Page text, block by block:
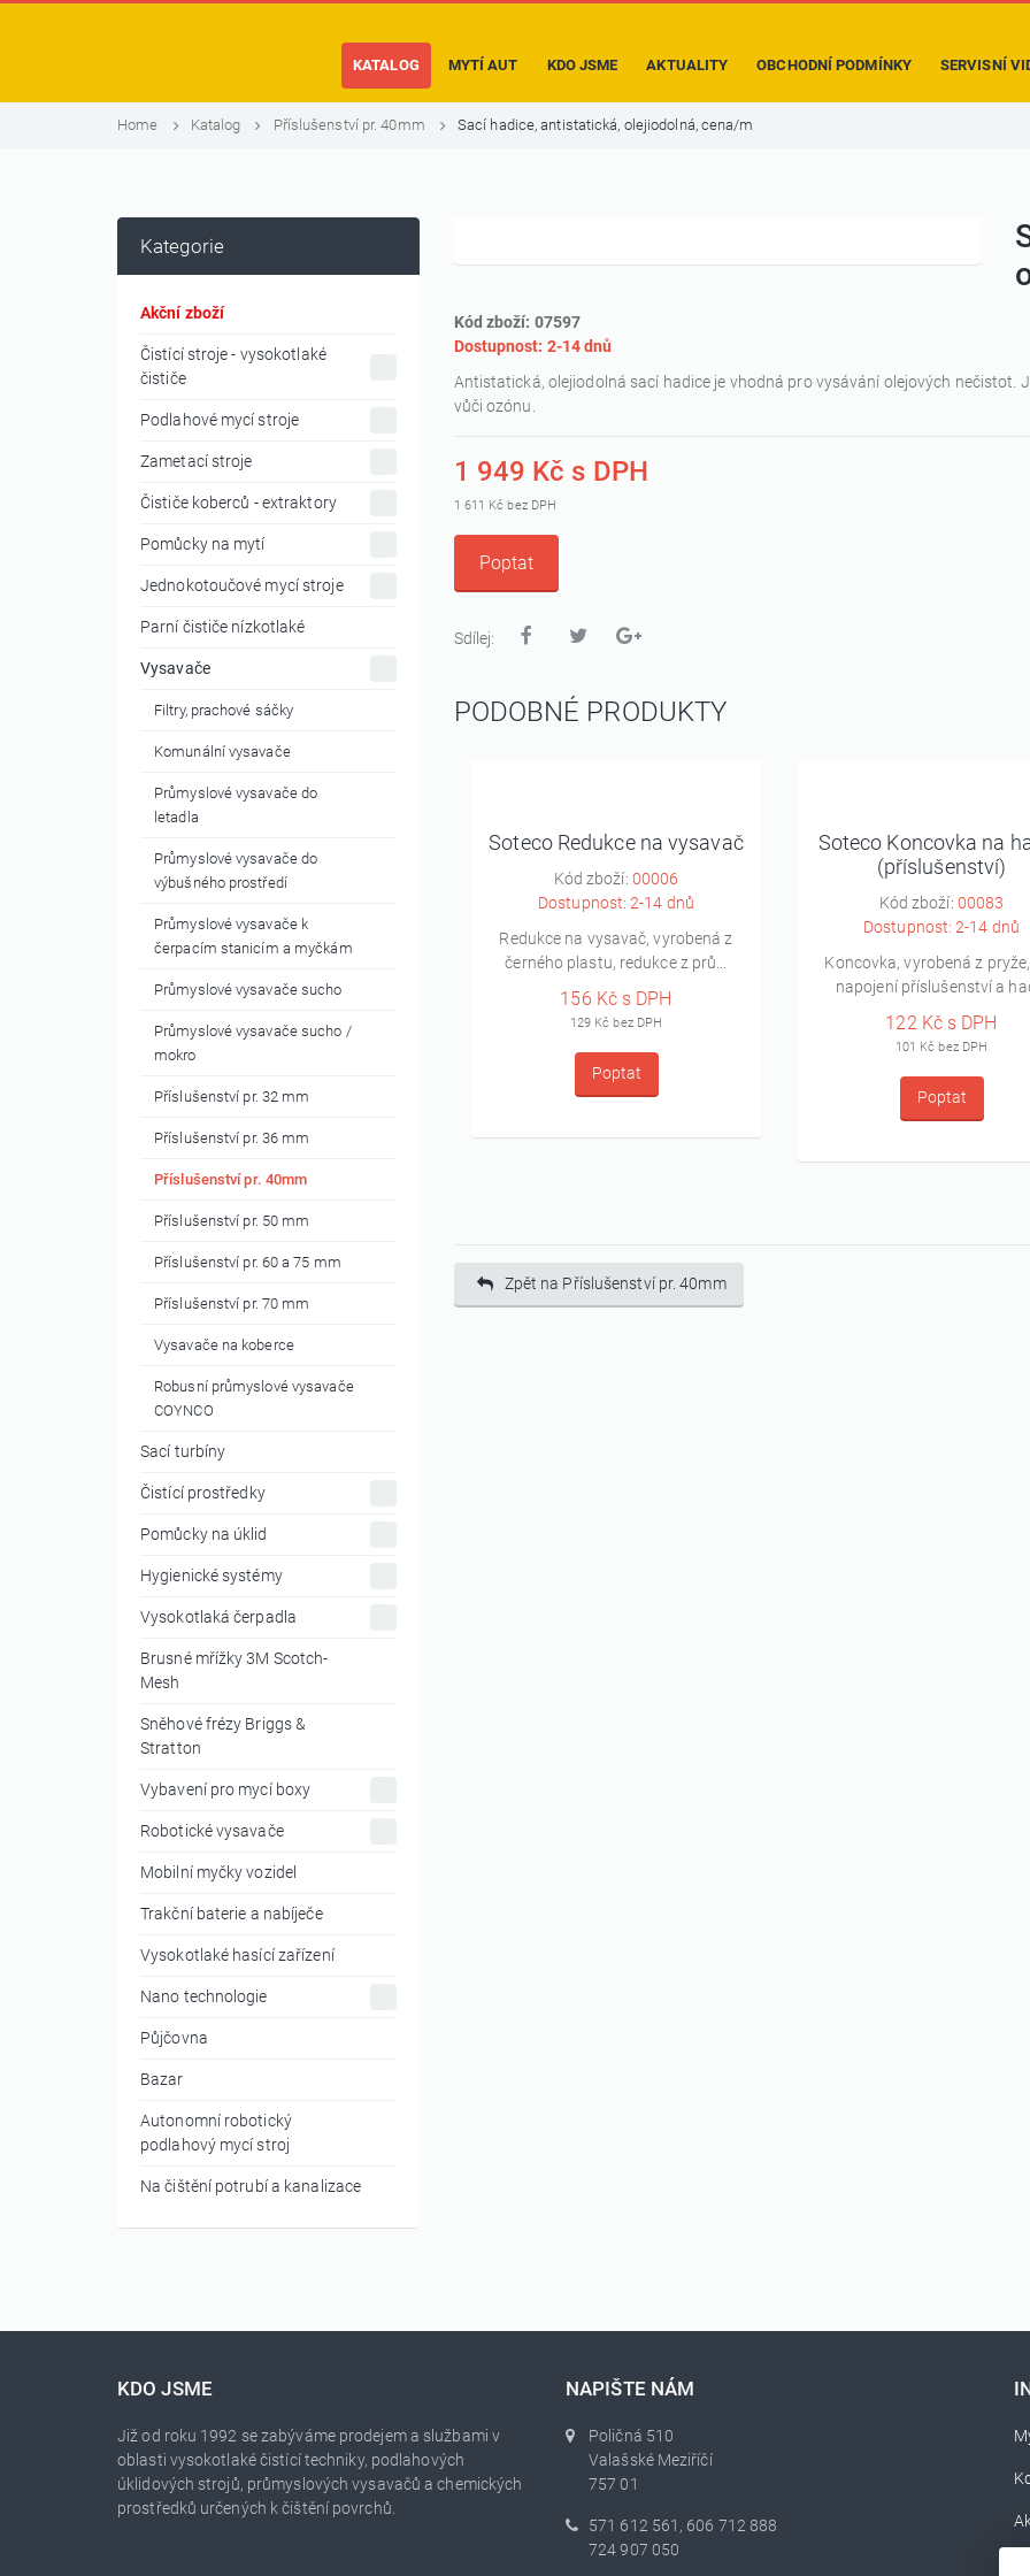
KATALOG MYTÍ AUT KDO JSME AKTUALITY OBCHODNÍ PODMÍNKY SERVISNÍ
Home Katalog Příslušenství pr. 40mm Sací hadice, antistatická, olejiodolná, cena/m
Kategorie
Akční zboží
Čistící stroje - vysokotlaké
čističe
Podlahové mycí stroje
Zametací stroje
Čističe koberců - extraktory
Pomůcky na mytí
Jednokotoučové mycí stroje
Parní čističe nízkotlaké
Vysavače
Filtry, prachové sáčky
Komunální vysavače
Průmyslové vysavače do
letadla
Průmyslové vysavače do
výbušného prostředí
Průmyslové vysavače k
čerpacím stanicím a myčkám
Průmyslové vysavače sucho
Průmyslové vysavače sucho /
mokro
Příslušenství pr. 32 mm
Příslušenství pr. 36 mm
Příslušenství pr. 40mm
Příslušenství pr. 50 mm
Příslušenství pr. 60 a 75 mm
Příslušenství pr. 70 mm
Vysavače na koberce
Robusní průmyslové vysavače
COYNCO
Sací turbíny
Čistící prostředky
Pomůcky na úklid
Hygienické systémy
Vysokotlaká čerpadla
Brusné mřížky 3M Scotch-
Mesh
Sněhové frézy Briggs &
Stratton
Vybavení pro mycí boxy
Robotické vysavače
Mobilní myčky vozidel
Trakční baterie a nabíječe
Vysokotlaké hasící zařízení
Nano technologie
Půjčovna
Bazar
Autonomní robotický
podlahový mycí stroj
Na čištění potrubí a kanalizace
Kód zboží: 07597
Dostupnost: 2-14 dnů
Antistatická, olejiodolná sací hadice je vhodná pro vysávání olejových nečistot.
vůči ozónu.
1 949 Kč s DPH
1 611 Kč bez DPH
Poptat
Sdílej:
PODOBNÉ PRODUKTY
Soteco Redukce na vysavač
Kód zboží: 00006
Dostupnost: 2-14 dnů
Redukce na vysavač, vyrobená z
černého plastu, redukce z prů...
156 Kč s DPH
129 Kč bez DPH
Poptat
Soteco Koncovka na
(příslušenství)
Kód zboží: 00083
Dostupnost: 2-14 dnů
Koncovka, vyrobená z
napojení příslušenství a
122 Kč s DPH
101 Kč bez DPH
Poptat
Zpět na Příslušenství pr. 40mm
KDO JSME
Již od roku 1992 se zabýváme prodejem a službami v
oblasti vysokotlaké čistící techniky, podlahových
úklidových strojů, průmyslových vysavačů a chemických
prostředků určených k čištění povrchů.
NAPIŠTE NÁM
Poličná 510
Valašské Meziříčí
757 01
571 612 561, 606 712 888
724 907 050